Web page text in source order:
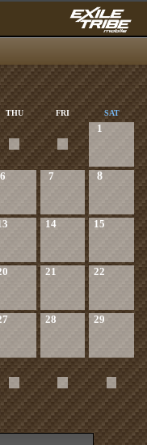
THU FRI SAT
1
6 7 8
14 15
21 22
28 29